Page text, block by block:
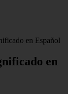
en Español
en